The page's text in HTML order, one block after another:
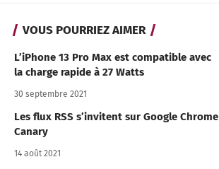
VOUS POURRIEZ AIMER
L’iPhone 13 Pro Max est compatible avec
la charge rapide à 27 Watts
30 septembre 2021
Les flux RSS s’invitent sur Google Chrome
Canary
14 août 2021